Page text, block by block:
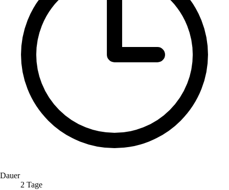
Dauer
2 Tage